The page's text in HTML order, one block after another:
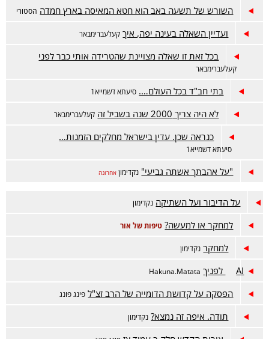
השורש של תשעה באב הוא חטא המאיסה בארץ חמדה הסטורי
ועדיין השאלה בעינה יפה, איך קעלעברימבאר
בכל זאת זו שאלה מצויינת שהטרידה אותי כבר לפני
קעלעברימבאר
בתי חב"ד בכל העולם…. סיעתא דשמייא1
לא היה צריך 2000 שנה בשביל זה קעלעברימבאר
כנראה שכן. עדין בישראל מחלקים הזמנות…
סיעתא דשמייא1
"על אהבתך אשתה גביעי" נקדימון אחרונה
על הדיבור ועל השתיקה נקדימון
למחקר או למעשה? טיפות של אור
למחקר נקדימון
AI לפניך Hakuna.Matata
הפסקה על קדושת הדומייה של הרב זצ"ל פינג פונג
תודה. איפה זה נמצא? נקדימון